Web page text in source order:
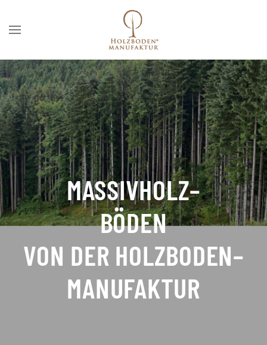
MASSIVHOLZ–
BÖDEN
VON DER HOLZBODEN–
MANUFAKTUR